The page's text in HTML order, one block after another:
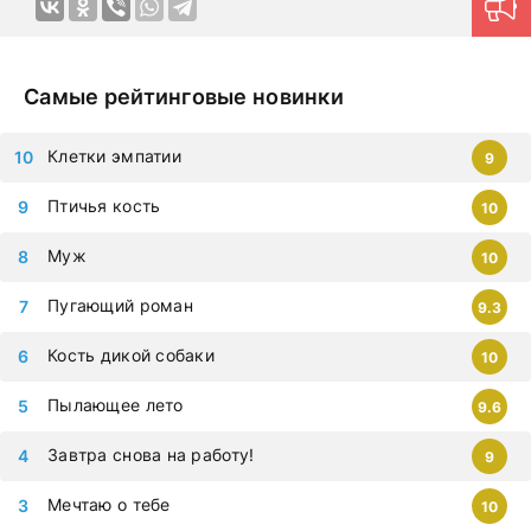
дорамы, которыми восхищается весь мир. Все фильмы
Самые рейтинговые новинки
Мечтаю о тебе 10
Завтра снова на работу! 9
Пылающее лето 9.6
Кость дикой собаки 10
Пугающий роман 9.3
Муж 10
Птичья кость 10
Клетки эмпатии 9